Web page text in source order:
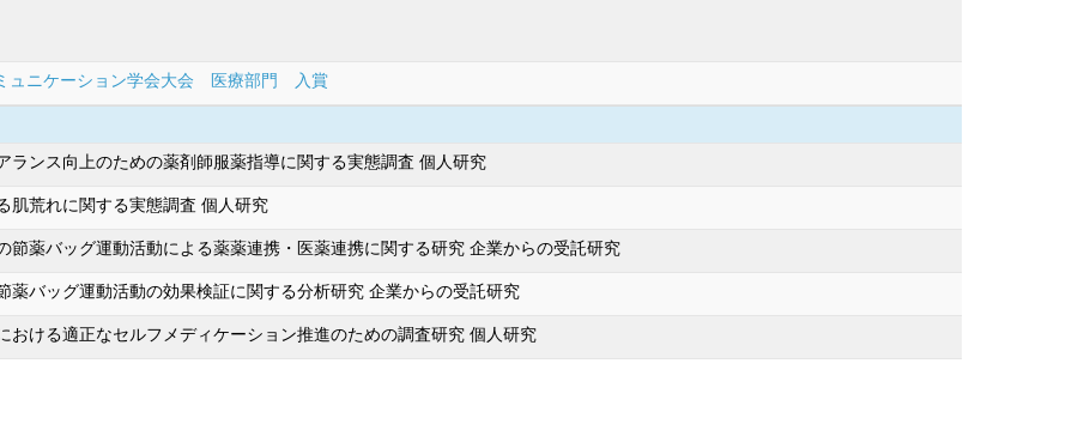
ュニケーション学会大会 医療部門 入賞
ランス向上のための薬剤師服薬指導に関する実態調査 個人研究
肌荒れに関する実態調査 個人研究
節薬バッグ運動活動による薬薬連携・医薬連携に関する研究 企業からの受託研究
薬バッグ運動活動の効果検証に関する分析研究 企業からの受託研究
おける適正なセルフメディケーション推進のための調査研究 個人研究